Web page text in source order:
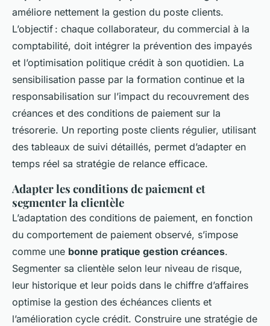
améliore nettement la gestion du poste clients.
L’objectif : chaque collaborateur, du commercial à la
comptabilité, doit intégrer la prévention des impayés
et l’optimisation politique crédit à son quotidien. La
sensibilisation passe par la formation continue et la
responsabilisation sur l’impact du recouvrement des
créances et des conditions de paiement sur la
trésorerie. Un reporting poste clients régulier, utilisant
des tableaux de suivi détaillés, permet d’adapter en
temps réel sa stratégie de relance efficace.
Adapter les conditions de paiement et
segmenter la clientèle
L’adaptation des conditions de paiement, en fonction
du comportement de paiement observé, s’impose
comme une bonne pratique gestion créances.
Segmenter sa clientèle selon leur niveau de risque,
leur historique et leur poids dans le chiffre d’affaires
optimise la gestion des échéances clients et
l’amélioration cycle crédit. Construire une stratégie de